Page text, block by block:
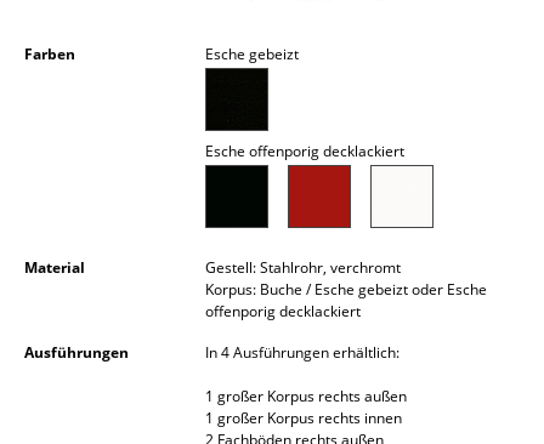
Nachttische & Bettzubehör
Spiegel
Figuren & Miniaturen
Vasen
Farben Esche gebeizt
Esche offenporig decklackiert
Material
Gestell: Stahlrohr, verchromt
Korpus: Buche / Esche gebeizt oder Esche
offenporig decklackiert
Ausführungen
In 4 Ausführungen erhältlich:
1 großer Korpus rechts außen
1 großer Korpus rechts innen
2 Fachböden rechts außen